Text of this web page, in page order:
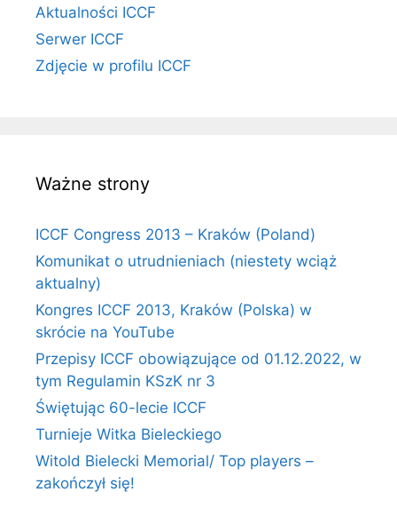
Aktualności ICCF
Serwer ICCF
Zdjęcie w profilu ICCF
Ważne strony
ICCF Congress 2013 – Kraków (Poland)
Komunikat o utrudnieniach (niestety wciąż
aktualny)
Kongres ICCF 2013, Kraków (Polska) w
skrócie na YouTube
Przepisy ICCF obowiązujące od 01.12.2022, w
tym Regulamin KSzK nr 3
Świętując 60-lecie ICCF
Turnieje Witka Bieleckiego
Witold Bielecki Memorial/ Top players –
zakończył się!